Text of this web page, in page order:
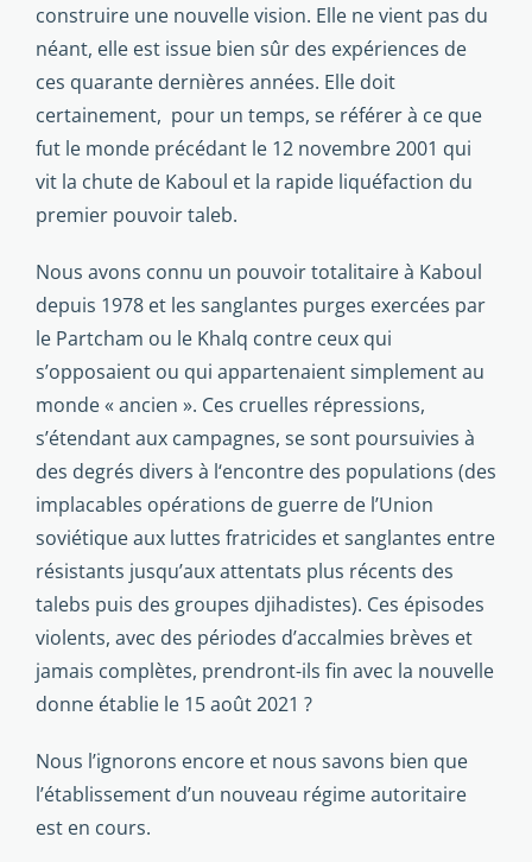
construire une nouvelle vision. Elle ne vient pas du
néant, elle est issue bien sûr des expériences de
ces quarante dernières années. Elle doit
certainement, pour un temps, se référer à ce que
fut le monde précédant le 12 novembre 2001 qui
vit la chute de Kaboul et la rapide liquéfaction du
premier pouvoir taleb.
Nous avons connu un pouvoir totalitaire à Kaboul
depuis 1978 et les sanglantes purges exercées par
le Partcham ou le Khalq contre ceux qui
s’opposaient ou qui appartenaient simplement au
monde « ancien ». Ces cruelles répressions,
s’étendant aux campagnes, se sont poursuivies à
des degrés divers à l‘encontre des populations (des
implacables opérations de guerre de l’Union
soviétique aux luttes fratricides et sanglantes entre
résistants jusqu’aux attentats plus récents des
talebs puis des groupes djihadistes). Ces épisodes
violents, avec des périodes d’accalmies brèves et
jamais complètes, prendront-ils fin avec la nouvelle
donne établie le 15 août 2021 ?
Nous l’ignorons encore et nous savons bien que
l’établissement d’un nouveau régime autoritaire
est en cours.